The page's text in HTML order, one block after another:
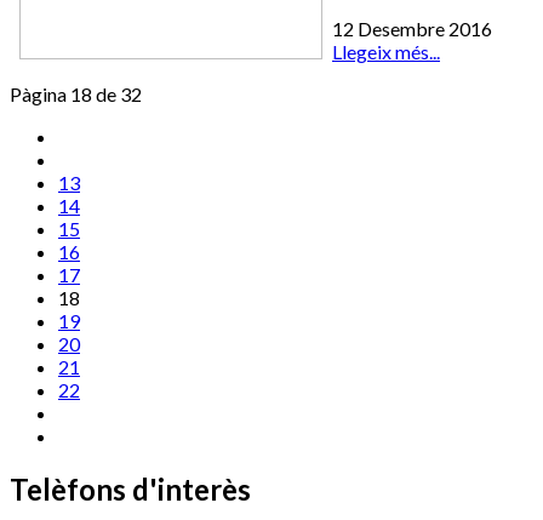
12 Desembre 2016
Llegeix més...
Pàgina 18 de 32
13
14
15
16
17
18
19
20
21
22
Telèfons d'interès